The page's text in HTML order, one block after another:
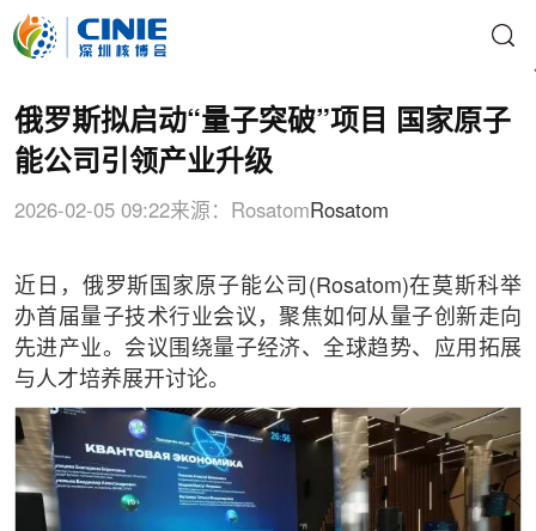
俄罗斯拟启动“量子突破”项目 国家原子
能公司引领产业升级
2026-02-05 09:22来源：Rosatom Rosatom
近日，俄罗斯国家原子能公司(Rosatom)在莫斯科举
办首届量子技术行业会议，聚焦如何从量子创新走向
先进产业。会议围绕量子经济、全球趋势、应用拓展
与人才培养展开讨论。